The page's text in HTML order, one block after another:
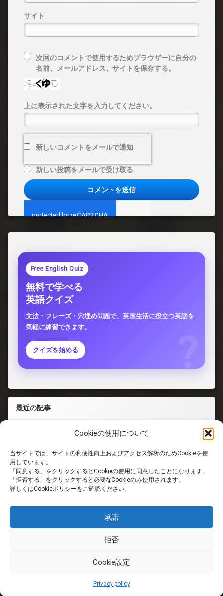
Cookieの使用について
当サイトでは、サイトの利便性向上およびアクセス解析のためCookieを使
用しています。
「同意する」をクリックするとCookieの使用に同意したことになります。
「拒否する」をクリックすると必要なCookieのみ使用されます。
詳しくはCookieポリシーをご確認ください。
承諾
拒否
Cookie設定
Privacy policy
サイト
次回のコメントで使用するためブラウザーに自分の
名前、メールアドレス、サイトを保存する。
上に表示された文字を入力してください。
新しいコメントをメールで通知
新しい投稿をメールで受け取る
Free English Quiz
無料で学べる
英語クイズ
文法・フレーズ・穴埋め問題で、英国生活に役立つ英語を
気軽に練習できます。
クイズを始める
最近の記事
英国の夏休み、Airbnbは本当におすすめ？宿泊
先の選び方と実際に遭遇した「出発2日前のトラ
ブル」
改札がない駅でタッチし忘れたら？知っている
ようで知らないロンドン地下鉄の仕組み
イギリスに約2万人、日本に約3万4,000人の政
イギリス人はアメリカに移住するのか？「自